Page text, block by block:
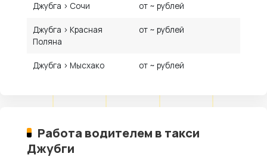
Джубга › Сочи от ~ рублей
Джубга › Красная
Поляна
от ~ рублей
Джубга › Мысхако от ~ рублей
Работа водителем в такси
Джубги